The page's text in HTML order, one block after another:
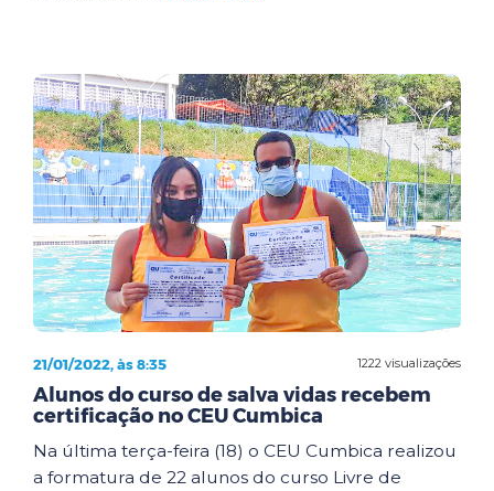
1222 visualizações
21/01/2022, às 8:35
Alunos do curso de salva vidas recebem
certificação no CEU Cumbica
Na última terça-feira (18) o CEU Cumbica realizou
a formatura de 22 alunos do curso Livre de